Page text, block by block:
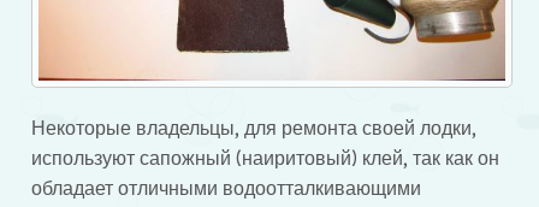
Некоторые владельцы, для ремонта своей лодки,
используют сапожный (наиритовый) клей, так как он
обладает отличными водоотталкивающими